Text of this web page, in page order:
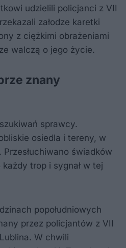
udzielili policjanci z VII
załodze karetki
z ciężkimi obrażeniami
walczą o jego życie.
znany
sprawcy.
osiedla i tereny, w
świadków
trop i sygnał w tej
popołudniowych
przez policjantów z VII
W chwili